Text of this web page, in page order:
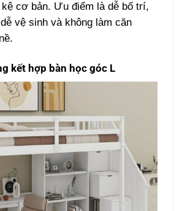
kệ cơ bản. Ưu điểm là dễ bố trí,
vệ sinh và không làm căn
kết hợp bàn học góc L